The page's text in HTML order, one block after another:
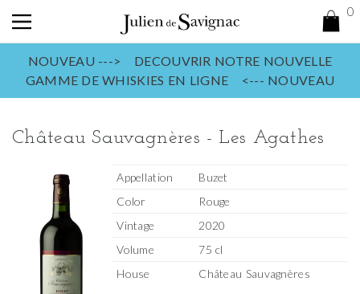
0
NOUVEAU ---> DECOUVRIR NOTRE NOUVELLE
GAMME DE WHISKIES EN LIGNE <--- NOUVEAU
Château Sauvagnères - Les Agathes
Appellation
Buzet
Color
Rouge
Vintage
2020
Volume
75 cl
House
Château Sauvagnères